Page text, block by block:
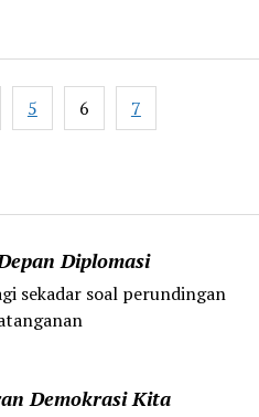
Diplomasi
sekadar soal perundingan
Demokrasi Kita
5 6 7